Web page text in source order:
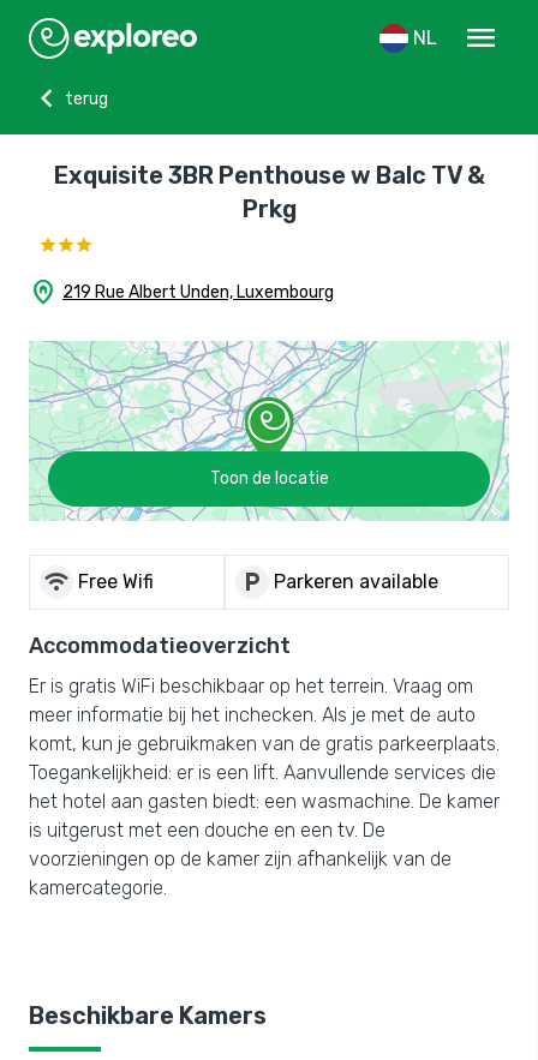
NL
menu
chevron_left
terug
Exquisite 3BR Penthouse w Balc TV &
Prkg
home_pin 219 Rue Albert Unden, Luxembourg
Toon de locatie
wifi Free Wifi local_parking Parkeren available
Accommodatieoverzicht
Er is gratis WiFi beschikbaar op het terrein. Vraag om
meer informatie bij het inchecken. Als je met de auto
komt, kun je gebruikmaken van de gratis parkeerplaats.
Toegankelijkheid: er is een lift. Aanvullende services die
het hotel aan gasten biedt: een wasmachine. De kamer
is uitgerust met een douche en een tv. De
voorzieningen op de kamer zijn afhankelijk van de
kamercategorie.
Beschikbare Kamers